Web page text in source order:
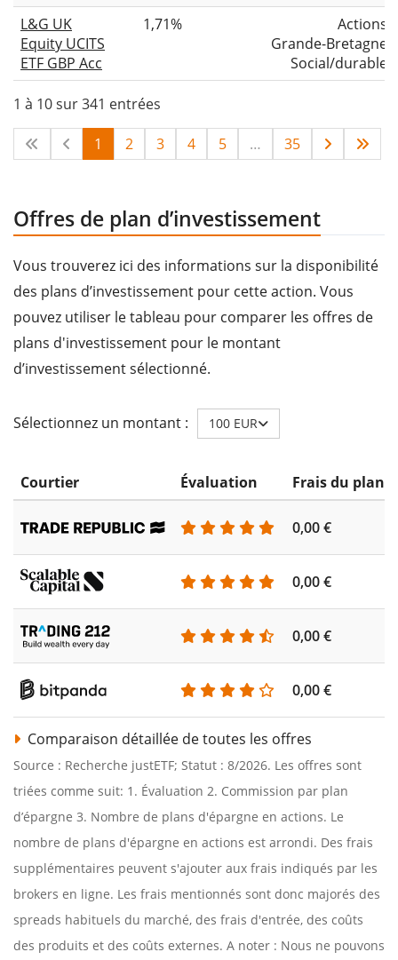
L&G UK
Equity UCITS
ETF GBP Acc
1,71%
Actions
Grande-Bretagne
Social/durable
1 à 10 sur 341 entrées
1 2 3 4 5 … 35
Offres de plan d’investissement
Vous trouverez ici des informations sur la disponibilité
des plans d’investissement pour cette action. Vous
pouvez utiliser le tableau pour comparer les offres de
plans d'investissement pour le montant
d’investissement sélectionné.
Sélectionnez un montant : 100 EUR
Courtier Évaluation Frais du plan
0,00 €
0,00 €
0,00 €
0,00 €
Comparaison détaillée de toutes les offres
Source : Recherche justETF; Statut : 8/2026. Les offres sont
triées comme suit: 1. Évaluation 2. Commission par plan
d’épargne 3. Nombre de plans d'épargne en actions. Le
nombre de plans d'épargne en actions est arrondi. Des frais
supplémentaires peuvent s'ajouter aux frais indiqués par les
brokers en ligne. Les frais mentionnés sont donc majorés des
spreads habituels du marché, des frais d'entrée, des coûts
des produits et des coûts externes. A noter : Nous ne pouvons